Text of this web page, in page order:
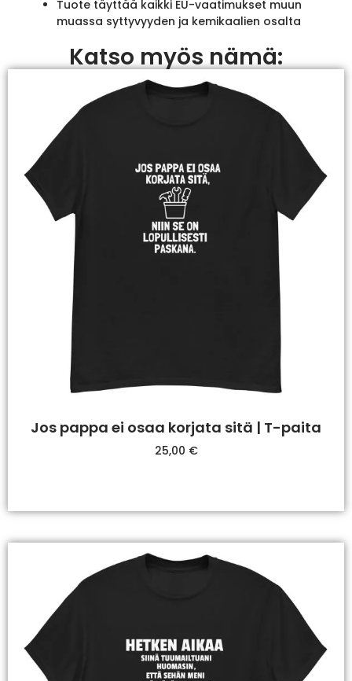
Tuote täyttää kaikki EU-vaatimukset muun
muassa syttyvyyden ja kemikaalien osalta
Katso myös nämä:
Jos pappa ei osaa korjata sitä | T-paita
25,00 €